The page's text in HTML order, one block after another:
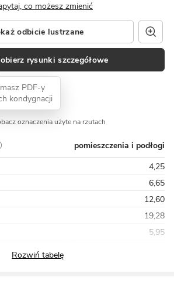
co możesz zmienić
odbicie lustrzane
rysunki szczegółowe
PDF-y
kondygnacji
oznaczenia użyte na rzutach
pomieszczenia i podłogi
4,25
6,65
12,60
19,28
5,95